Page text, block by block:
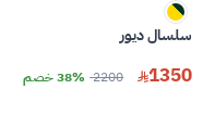
سلسال ديور
1350
2200 38% خصم